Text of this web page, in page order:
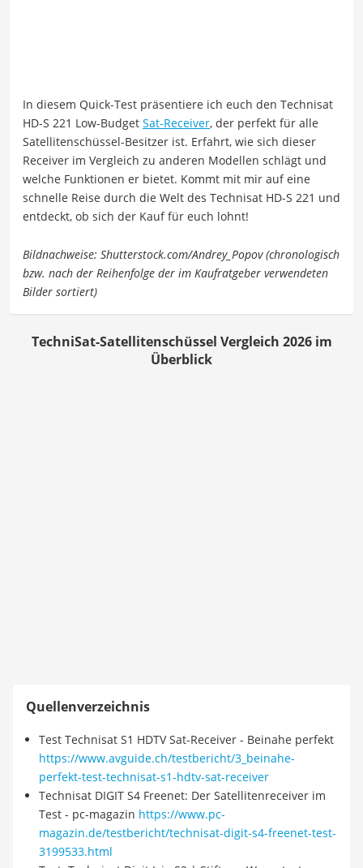
In diesem Quick-Test präsentiere ich euch den Technisat
HD-S 221 Low-Budget Sat-Receiver, der perfekt für alle
Satellitenschüssel-Besitzer ist. Erfahrt, wie sich dieser
Receiver im Vergleich zu anderen Modellen schlägt und
welche Funktionen er bietet. Kommt mit mir auf eine
schnelle Reise durch die Welt des Technisat HD-S 221 und
entdeckt, ob sich der Kauf für euch lohnt!
TechniSat-Satellitenschüssel Vergleich 2026 im
Überblick
Quellenverzeichnis
Test Technisat S1 HDTV Sat-Receiver - Beinahe perfekt
https://www.avguide.ch/testbericht/3_beinahe-
perfekt-test-technisat-s1-hdtv-sat-receiver
Technisat DIGIT S4 Freenet: Der Satellitenreceiver im
Test - pc-magazin https://www.pc-
magazin.de/testbericht/technisat-digit-s4-freenet-test-
3199533.html